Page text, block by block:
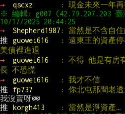
→ qscxz
: 現金未來一年
※ 編輯: g007 (42.79.207.203 臺
→
Shepherd1987 : 當然是不含自住
推
guowei616
: 遠東王的資產
美債裡進退
→
guowei616
: 不得 他是有房
長 不恐慌
→
guowei616
: 我才不信
推
fp737
: 你北屯那間老透
推
korgh413
: 當然是淨資產…